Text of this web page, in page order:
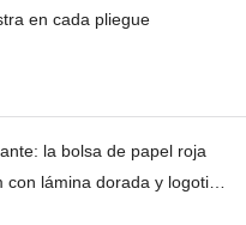
en cada pliegue
la bolsa de papel roja
con lámina dorada y logotipo